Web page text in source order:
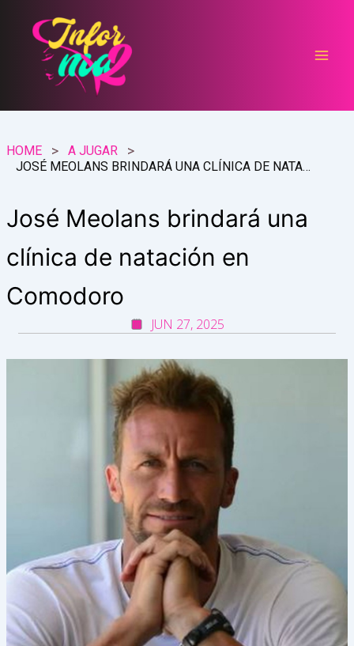
contenido
HOME
A JUGAR
JOSÉ MEOLANS BRINDARÁ UNA CLÍNICA DE NATACIÓN EN COMODORO
José Meolans brindará una
clínica de natación en
Comodoro
JUN 27, 2025